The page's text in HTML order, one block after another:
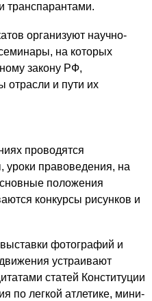
транспарантами.
организуют научно-
на которых
закону РФ,
отрасли и пути их
проводятся
уроки правоведения, на
положения
конкурсы рисунков и
фотографий и
устраивают
статей Конституции
по легкой атлетике, мини-